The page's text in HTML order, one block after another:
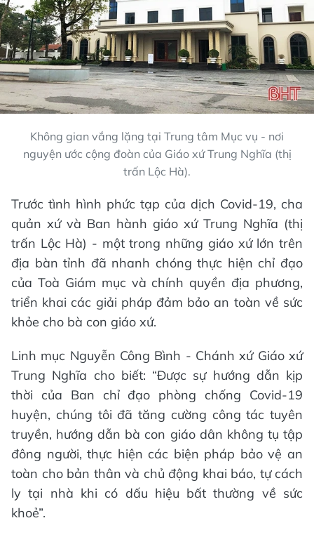
Không gian vắng lặng tại Trung tâm Mục vụ - nơi
nguyện ước cộng đoàn của Giáo xứ Trung Nghĩa (thị
trấn Lộc Hà).
Trước tình hình phức tạp của dịch Covid-19, cha
quản xứ và Ban hành giáo xứ Trung Nghĩa (thị
trấn Lộc Hà) - một trong những giáo xứ lớn trên
địa bàn tỉnh đã nhanh chóng thực hiện chỉ đạo
của Toà Giám mục và chính quyền địa phương,
triển khai các giải pháp đảm bảo an toàn về sức
khỏe cho bà con giáo xứ.
Linh mục Nguyễn Công Bình - Chánh xứ Giáo xứ
Trung Nghĩa cho biết: “Được sự hướng dẫn kịp
thời của Ban chỉ đạo phòng chống Covid-19
huyện, chúng tôi đã tăng cường công tác tuyên
truyền, hướng dẫn bà con giáo dân không tụ tập
đông người, thực hiện các biện pháp bảo vệ an
toàn cho bản thân và chủ động khai báo, tự cách
ly tại nhà khi có dấu hiệu bất thường về sức
khoẻ”.